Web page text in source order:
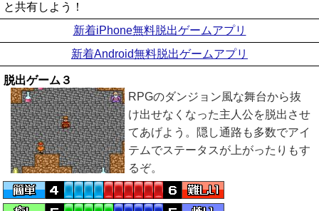
と共有しよう！
新着iPhone無料脱出ゲームアプリ
新着Android無料脱出ゲームアプリ
脱出ゲーム３
RPGのダンジョン風な舞台から抜
け出せなくなった主人公を脱出させ
てあげよう。隠し通路も多数でアイ
テムでステータスが上がったりもす
るぞ。